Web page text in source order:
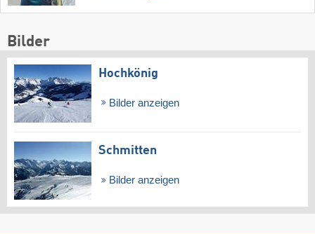
Bilder
Hochkönig
Bilder anzeigen
Schmitten
Bilder anzeigen